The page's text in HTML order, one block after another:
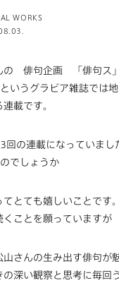
WORKS
の 俳句企画 「俳句ス
いうグラビア雑誌では
載です。
回の連載になっていまし
でしょうか
とても嬉しいことです
くことを願っていますが
山さんの生み出す俳句が
深い観察と思考に毎回